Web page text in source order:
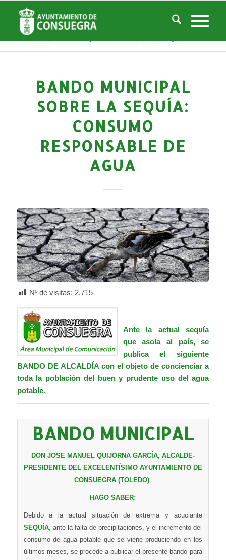
Noticias
Usted está aquí: Inicio / Noticias
Noticias-Actualidad
/
BANDO MUNICIPAL
SOBRE LA SEQUÍA:
CONSUMO
RESPONSABLE DE
AGUA
Nº de visitas: 2.715
Ante la actual sequía
que asola al país, se
publica el siguiente
BANDO DE ALCALDÍA con el objeto de concienciar a
toda la población del buen y prudente uso del agua
potable.
BANDO MUNICIPAL
DON JOSE MANUEL QUIJORNA GARCÍA, ALCALDE-
PRESIDENTE DEL EXCELENTÍSIMO AYUNTAMIENTO DE
CONSUEGRA (TOLEDO)
HAGO SABER:
Debido a la actual situación de extrema y acuciante
SEQUÍA, ante la falta de precipitaciones, y el incremento del
consumo de agua potable que se viene produciendo en los
últimos meses, se procede a publicar el presente bando para